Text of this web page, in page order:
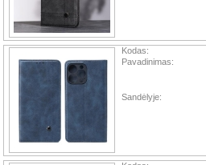
Kodas:
Pavadinimas:
Sandėlyje: